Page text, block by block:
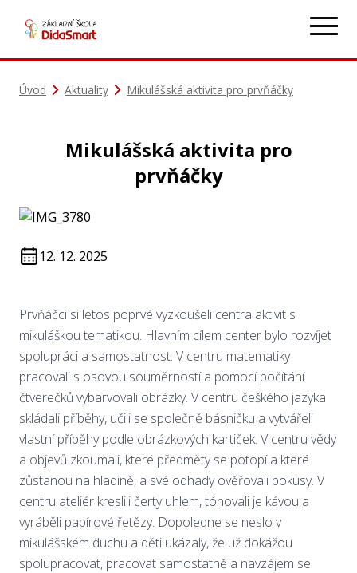
Úvod Aktuality Mikulášská aktivita pro prvňáčky
Mikulášská aktivita pro
prvňáčky
12. 12. 2025
Prvňáčci si letos poprvé vyzkoušeli centra aktivit s
mikuláškou tematikou. Hlavním cílem center bylo rozvíjet
spolupráci a samostatnost. V centru matematiky
pracovali s osovou souměrností a pomocí počítání
čtverečků vybarvovali obrázky. V centru češkého jazyka
skládali příběhy, učili se společně básničku a vytvářeli
vlastní příběhy podle obrázkových kartiček. V centru vědy
a objevů zkoumali, které předměty se potopí a které
zůstanou na hladině, a své odhady ověřovali pokusy. V
centru ateliér kreslili čerty uhlem, tónovali je kávou a
vyráběli papírové řetězy. Dopoledne se neslo v
mikulášském duchu a děti ukázaly, že už dokážou
spolupracovat, pracovat samostatně a navzájem se